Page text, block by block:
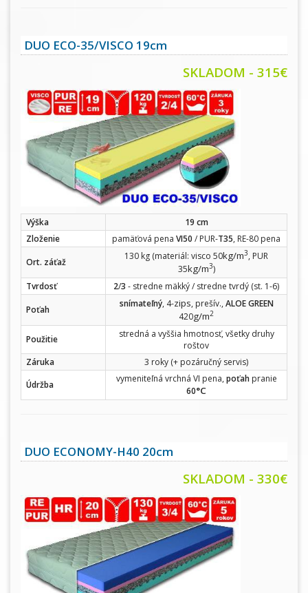
DUO ECO-35/VISCO 19cm
SKLADOM - 315€
Výška
19 cm
Zloženie
pamäťová pena VI50 / PUR-T35, RE-80 pena
Ort. záťaž
130 kg (materiál: visco 50kg/m3, PUR
35kg/m3)
Tvrdosť
2/3 - stredne mäkký / stredne tvrdý (st. 1-6)
Poťah
snímateľný, 4-zips, prešív., ALOE GREEN
420g/m2
Použitie
stredná a vyššia hmotnosť, všetky druhy
roštov
Záruka
3 roky (+ pozáručný servis)
Údržba
vymeniteľná vrchná VI pena, poťahpranie
60°C
DUO ECONOMY-H40 20cm
SKLADOM - 330€